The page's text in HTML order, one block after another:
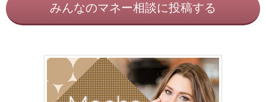
みんなのマネー相談に投稿する